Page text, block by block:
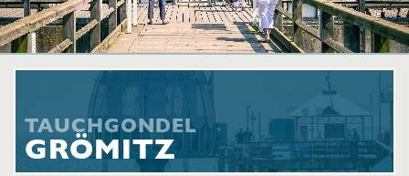
TAUCHGONDEL
GRÖMITZ